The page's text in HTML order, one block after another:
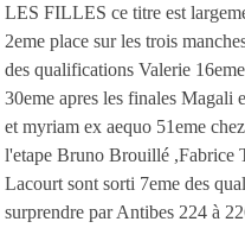
LES FILLES ce titre est
2eme place sur les trois
des qualifications Valerie
30eme apres les finales Magali
et myriam ex aequo 51eme
l'etape Bruno Brouillé
Lacourt sont sorti 7eme des
surprendre par Antibes 224 à